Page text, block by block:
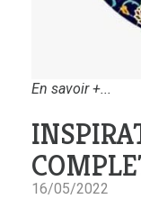
En savoir +...
16/05/2022